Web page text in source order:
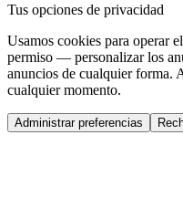
Tus opciones de privacidad
Usamos cookies para operar
permiso — personalizar los
anuncios de cualquier forma.
cualquier momento.
Administrar preferencias